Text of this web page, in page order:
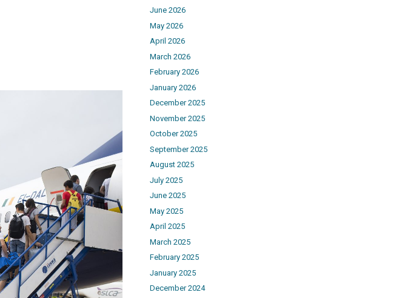
June 2026
May 2026
April 2026
March 2026
February 2026
January 2026
December 2025
November 2025
October 2025
September 2025
August 2025
July 2025
June 2025
May 2025
April 2025
March 2025
February 2025
January 2025
December 2024